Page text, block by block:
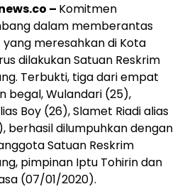
– Komitmen
dalam memberantas
meresahkan di Kota
dilakukan Satuan Reskrim
Terbukti, tiga dari empat
begal, Wulandari (25),
Boy (26), Slamet Riadi alias
berhasil dilumpuhkan dengan
Satuan Reskrim
pimpinan Iptu Tohirin dan
(07/01/2020).